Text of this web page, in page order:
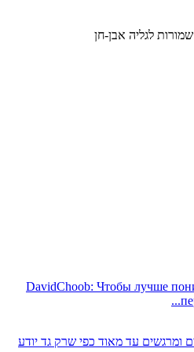
לגליה אבן-חן
DavidChoob: Чтобы лучше
ומרגשים עד מאוד כפי שרק גד יודע